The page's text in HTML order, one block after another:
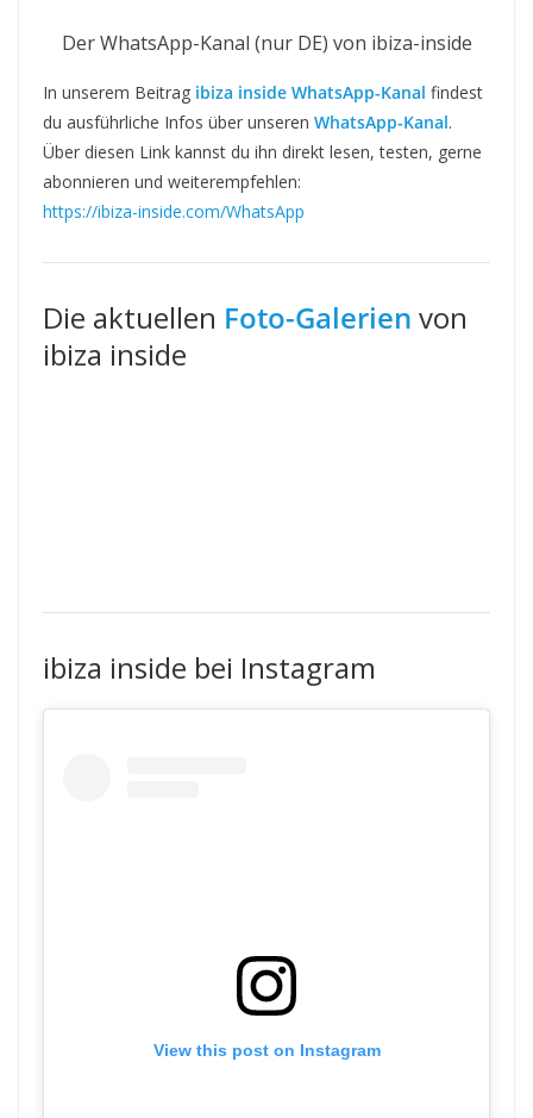
Der WhatsApp-Kanal (nur DE) von ibiza-inside
In unserem Beitrag ibiza inside WhatsApp-Kanal findest
du ausführliche Infos über unseren WhatsApp-Kanal.
Über diesen Link kannst du ihn direkt lesen, testen, gerne
abonnieren und weiterempfehlen:
https://ibiza-inside.com/WhatsApp
Die aktuellen Foto-Galerien von
ibiza inside
ibiza inside bei Instagram
View this post on Instagram